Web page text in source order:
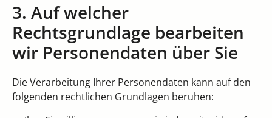
3. Auf welcher
Rechtsgrundlage bearbeiten
wir Personendaten über Sie
Die Verarbeitung Ihrer Personendaten kann auf den
folgenden rechtlichen Grundlagen beruhen: